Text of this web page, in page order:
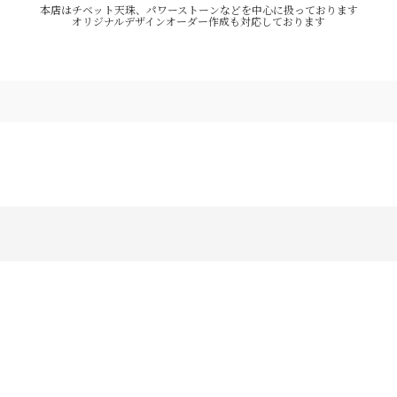
本店はチベット天珠、パワーストーンなどを中心に扱っております
オリジナルデザインオーダー作成も対応しております